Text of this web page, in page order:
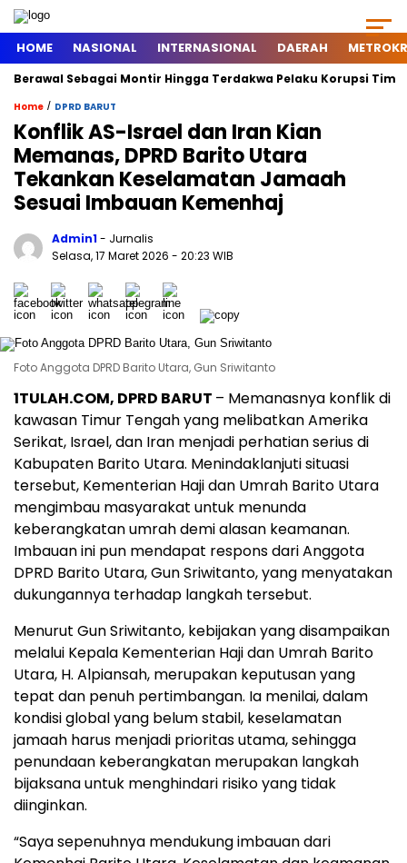
HOME NASIONAL INTERNASIONAL DAERAH
Sebagai Montir Hingga Terdakwa Pelaku Korupsi Timah,
Home / DPRD BARUT
Konflik AS-Israel dan Iran Kian
Memanas, DPRD Barito Utara
Tekankan Keselamatan Jamaah
Sesuai Imbauan Kemenhaj
Admin1- Jurnalis
Selasa, 17 Maret 2026 - 20:23 WIB
Foto Anggota DPRD Barito Utara, Gun Sriwitanto
1TULAH.COM, DPRD BARUT – Memanasnya konflik di
kawasan Timur Tengah yang melibatkan Amerika
Serikat, Israel, dan Iran menjadi perhatian serius di
Kabupaten Barito Utara. Menindaklanjuti situasi
tersebut, Kementerian Haji dan Umrah Barito Utara
mengimbau masyarakat untuk menunda
keberangkatan umrah demi alasan keamanan.
Imbauan ini pun mendapat respons dari Anggota
DPRD Barito Utara, Gun Sriwitanto, yang menyatakan
dukungannya terhadap langkah tersebut.
Menurut Gun Sriwitanto, kebijakan yang disampaikan
melalui Kepala Kementerian Haji dan Umrah Barito
Utara, H. Alpiansah, merupakan keputusan yang
tepat dan penuh pertimbangan. Ia menilai, dalam
kondisi global yang belum stabil, keselamatan
jamaah harus menjadi prioritas utama, sehingga
penundaan keberangkatan merupakan langkah
bijaksana untuk menghindari risiko yang tidak
diinginkan.
“Saya sepenuhnya mendukung imbauan dari